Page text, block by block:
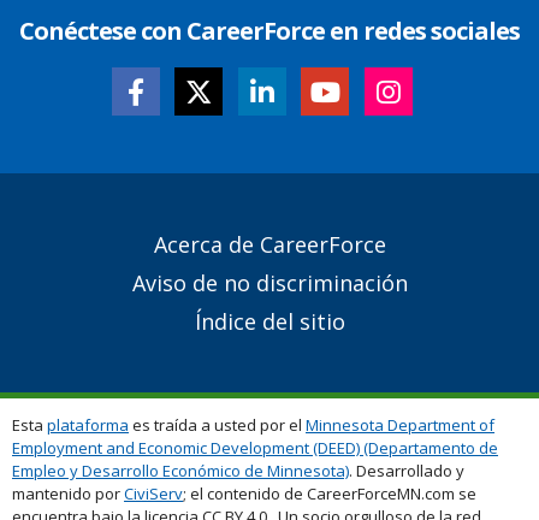
Conéctese con CareerForce en redes sociales
Acerca de CareerForce
Aviso de no discriminación
Índice del sitio
Esta plataforma es traída a usted por el Minnesota Department of
Employment and Economic Development (DEED) (Departamento de
Empleo y Desarrollo Económico de Minnesota). Desarrollado y
mantenido porCiviServ; el contenido de CareerForceMN.com se